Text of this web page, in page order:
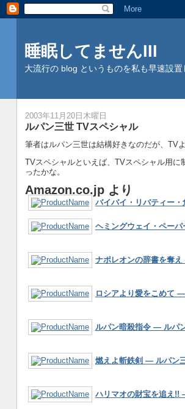
睡眠してませんIII
大流行の blog というものを私も早速設置
2003年11月20日木曜日
ルパン三世 TVスペシャル
筆者はルパン三世は結構好きなのだが、TV
TVスペシャルといえば、TVスペシャル用
ったかな。
Amazon.co.jp より
バイバイ・リバティー
ヘミングウェイ・ペー
ナポレオンの辞書を奪
ロシアより愛をこめて
ルパン暗殺指令 ― ルパ
燃えよ斬鉄剣 ― ルパン
ハリマオの財宝を追え!!